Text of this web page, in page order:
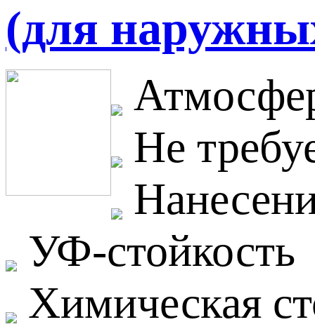
(для
Не
УФ-стойкость
Химическая